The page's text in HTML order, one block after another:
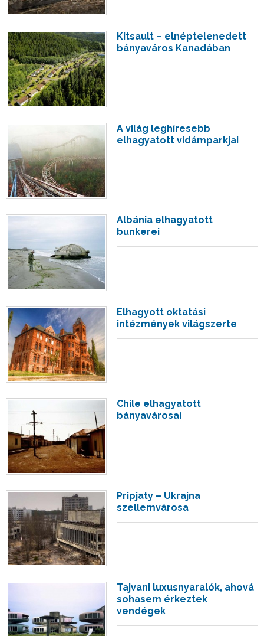
Kitsault – elnéptelenedett
bányaváros Kanadában
A világ leghíresebb
elhagyatott vidámparkjai
Albánia elhagyatott
bunkerei
Elhagyott oktatási
intézmények világszerte
Chile elhagyatott
bányavárosai
Pripjaty – Ukrajna
szellemvárosa
Tajvani luxusnyaralók, ahová
sohasem érkeztek
vendégek